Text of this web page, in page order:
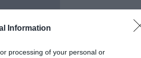
Information
processing of your personal or